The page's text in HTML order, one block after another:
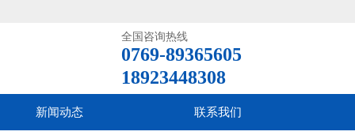
全国咨询热线
0769-89365605
18923448308
新闻动态 联系我们